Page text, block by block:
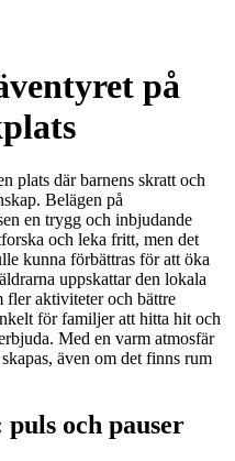
på
plats där barnens skratt och
Belägen på
en trygg och inbjudande
och leka fritt, men det
kunna förbättras för att öka
uppskattar den lokala
fler aktiviteter och bättre
för familjer att hitta hit och
Med en varm atmosfär
även om det finns rum
och pauser